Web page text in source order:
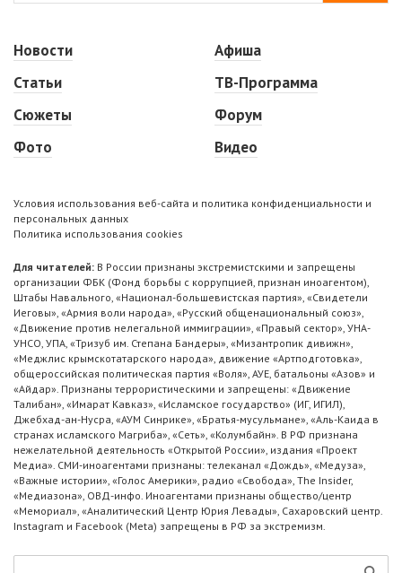
Новости
Статьи
Сюжеты
Фото
Афиша
ТВ-Программа
Форум
Видео
Условия использования веб-сайта и политика конфиденциальности и
персональных данных
Политика использования cookies
Для читателей: В России признаны экстремистскими и запрещены
организации ФБК (Фонд борьбы с коррупцией, признан иноагентом),
Штабы Навального, «Национал-большевистская партия», «Свидетели
Иеговы», «Армия воли народа», «Русский общенациональный союз»,
«Движение против нелегальной иммиграции», «Правый сектор», УНА-
УНСО, УПА, «Тризуб им. Степана Бандеры», «Мизантропик дивижн»,
«Меджлис крымскотатарского народа», движение «Артподготовка»,
общероссийская политическая партия «Воля», АУЕ, батальоны «Азов» и
«Айдар». Признаны террористическими и запрещены: «Движение
Талибан», «Имарат Кавказ», «Исламское государство» (ИГ, ИГИЛ),
Джебхад-ан-Нусра, «АУМ Синрике», «Братья-мусульмане», «Аль-Каида в
странах исламского Магриба», «Сеть», «Колумбайн». В РФ признана
нежелательной деятельность «Открытой России», издания «Проект
Медиа». СМИ-иноагентами признаны: телеканал «Дождь», «Медуза»,
«Важные истории», «Голос Америки», радио «Свобода», The Insider,
«Медиазона», ОВД-инфо. Иноагентами признаны общество/центр
«Мемориал», «Аналитический Центр Юрия Левады», Сахаровский центр.
Instagram и Facebook (Metа) запрещены в РФ за экстремизм.